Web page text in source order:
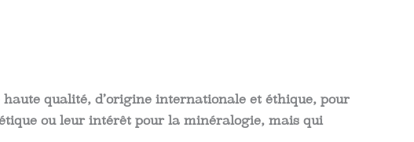
qualité, d’origine internationale et éthique, pour
ou leur intérêt pour la minéralogie, mais qui